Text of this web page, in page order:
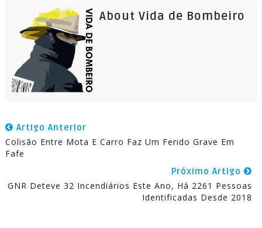
About Vida de Bombeiro
Artigo Anterior
Colisão Entre Mota E Carro Faz Um Ferido Grave Em
Fafe
Próximo Artigo
GNR Deteve 32 Incendiários Este Ano, Há 2261 Pessoas
Identificadas Desde 2018